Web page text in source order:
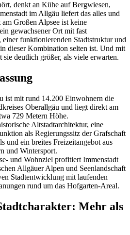
denkt an Kühe auf Bergwiesen,
im Allgäu liefert das alles und
Großen Alpsee ist keine
gewachsener Ort mit fast
einer funktionierenden Stadtstruktur und
dieser Kombination selten ist. Und mit
deutlich größer, als viele erwarten.
ist mit rund 14.200 Einwohnern die
Oberallgäu und liegt direkt am
729 Metern Höhe.
Altstadtarchitektur, eine
als Regierungssitz der Grafschaft
und ein breites Freizeitangebot aus
und Wintersport.
und Wohnziel profitiert Immenstadt
Allgäuer Alpen und Seenlandschaft
Stadtentwicklung mit laufenden
rund um das Hofgarten-Areal.
Mehr als